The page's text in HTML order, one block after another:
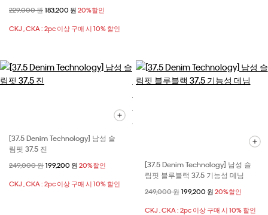
할인 전 가격
229,000 원 할인된 가격
183,200 원 20%할인
CKJ , CKA : 2pc 이상 구매 시 10% 할인
[37.5 Denim Technology] 남성 슬
림핏 37.5 진
할인 전 가격
249,000 원 할인된 가격
199,200 원 20%할인
CKJ , CKA : 2pc 이상 구매 시 10% 할인
[37.5 Denim Technology] 남성 슬
림핏 블루블랙 37.5 기능성 데님
할인 전 가격
249,000 원할인된 가격
199,200 원 20%할인
CKJ , CKA : 2pc 이상 구매 시 10% 할인